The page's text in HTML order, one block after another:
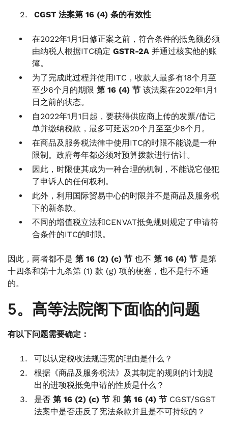
CGST 法案第 16 (4) 条的有效性
在2022年1月1日修正案之前，符合条件的抵免额必须
由纳税人根据ITC确定 GSTR-2A 并通过核实他的账
簿。
为了完成此过程并使用ITC，收款人最多有18个月至
至少6个月的期限 第 16 (4) 节 该法案在2022年1月1
日之前的状态。
自2022年1月1日起，要获得供应商上传的发票/借记
单并缴纳税款，最多可延迟20个月至至少8个月。
在商品及服务税法律中使用ITC的时限不能说是一种
限制。政府每年都必须对预算拨款进行估计。
因此，时限使其成为一种合理的机制，不能说它侵犯
了申诉人的任何权利。
此外，利用国际贸易中心的时限并不是商品及服务税
下的新条款。
不同的增值税立法和CENVAT抵免规则规定了申请符
合条件的ITC的时限。
因此，两者都不是 第 16 (2) (c) 节 也不 第 16 (4) 节 是第
十四条和第十九条第 (1) 款 (g) 项的梗塞，也不是行不通
的。
5。高等法院阁下面临的问题
有以下问题需要确定：
可以认定税收法规违宪的理由是什么？
根据《商品及服务税法》及其制定的规则的计划提
出的进项税抵免申请的性质是什么？
是否 第 16 (2) (c) 节 和 第 16 (4) 节 CGST/SGST
法案中是否违反了宪法条款并且是不可持续的？